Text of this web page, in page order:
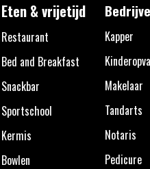
Eten & vrijetijd
Restaurant
Bed and Breakfast
Snackbar
Sportschool
Kermis
Bowlen
Kapper
Makelaar
Tandarts
Notaris
Pedicure